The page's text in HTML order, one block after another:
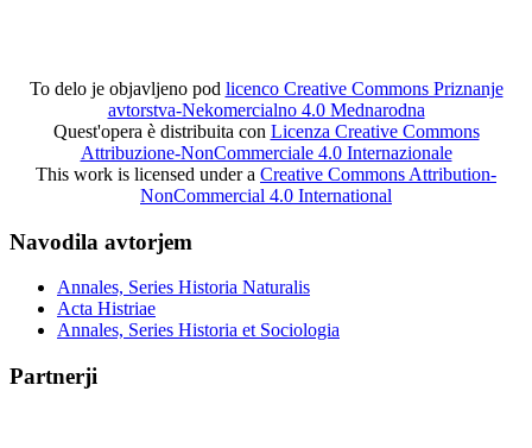
To delo je objavljeno pod licenco Creative Commons Priznanje
avtorstva-Nekomercialno 4.0 Mednarodna
Quest'opera è distribuita con Licenza Creative Commons
Attribuzione-NonCommerciale 4.0 Internazionale
This work is licensed under a Creative Commons Attribution-
NonCommercial 4.0 International
Navodila avtorjem
Annales, Series Historia Naturalis
Acta Histriae
Annales, Series Historia et Sociologia
Partnerji